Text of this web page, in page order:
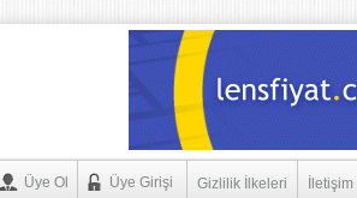
Üye Ol Üye Girişi Gizlilik İlkeleri İletişim